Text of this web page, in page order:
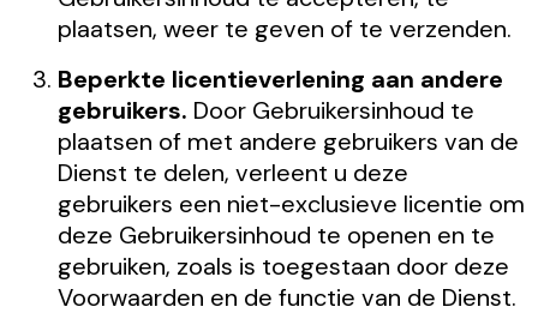
plaatsen, weer te geven of te verzenden.
Beperkte licentieverlening aan andere
gebruikers. Door Gebruikersinhoud te
plaatsen of met andere gebruikers van de
Dienst te delen, verleent u deze
gebruikers een niet-exclusieve licentie om
deze Gebruikersinhoud te openen en te
gebruiken, zoals is toegestaan door deze
Voorwaarden en de functie van de Dienst.